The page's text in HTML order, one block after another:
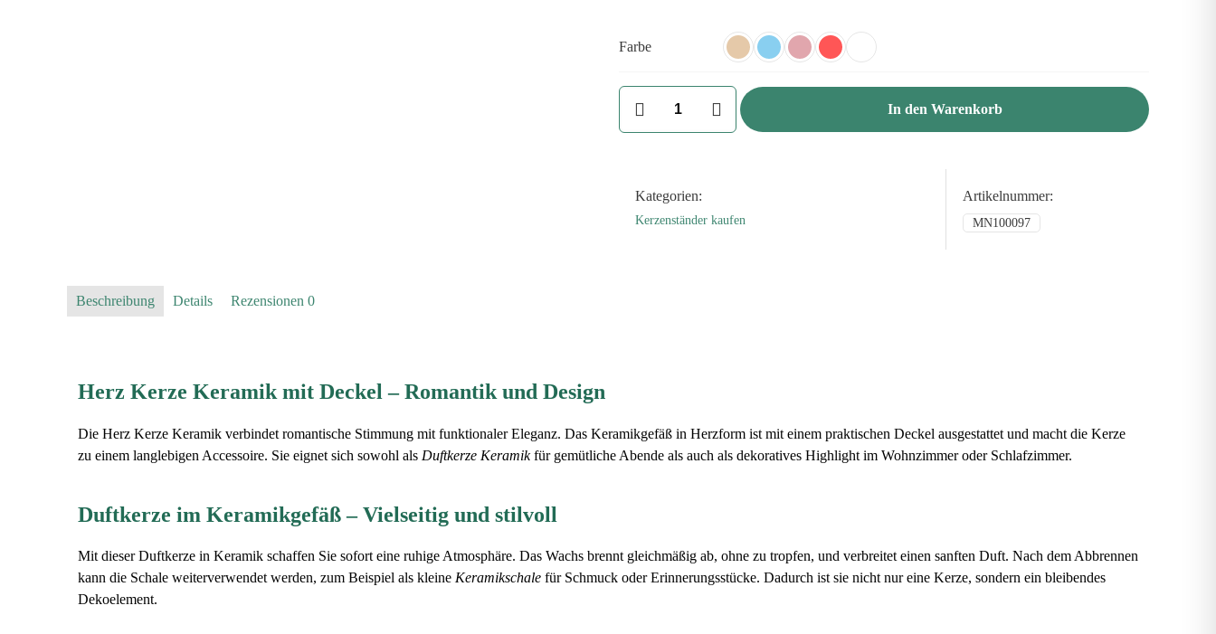
Farbe
Herz
Kerze
Duftkerze
In den Warenkorb
Kategorien:
Kerzenständer kaufen
Artikelnummer:
MN100097
Beschreibung Details Rezensionen 0
Herz Kerze Keramik mit Deckel – Romantik und Design
Die Herz Kerze Keramik verbindet romantische Stimmung mit funktionaler Eleganz. Das Keramikgefäß in Herzform ist mit einem praktischen Deckel ausgestattet und macht die Kerze
zu einem langlebigen Accessoire. Sie eignet sich sowohl als Duftkerze Keramikfür gemütliche Abende als auch als dekoratives Highlight im Wohnzimmer oder Schlafzimmer.
Duftkerze im Keramikgefäß – Vielseitig und stilvoll
Mit dieser Duftkerze in Keramik schaffen Sie sofort eine ruhige Atmosphäre. Das Wachs brennt gleichmäßig ab, ohne zu tropfen, und verbreitet einen sanften Duft. Nach dem Abbrennen
kann die Schale weiterverwendet werden, zum Beispiel als kleine Keramikschalefür Schmuck oder Erinnerungsstücke. Dadurch ist sie nicht nur eine Kerze, sondern ein bleibendes
Dekoelement.